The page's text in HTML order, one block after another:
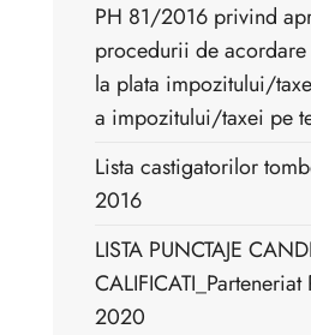
PH 81/2016 privind
procedurii de
la plata impozitului/
a impozitului/taxei pe
Lista castigatorilor
2016
LISTA PUNCTAJE
2020